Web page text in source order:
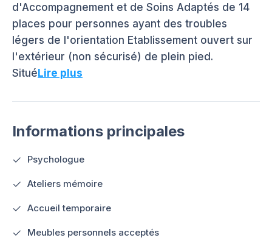
d'Accompagnement et de Soins Adaptés de 14
places pour personnes ayant des troubles
légers de l'orientation Etablissement ouvert sur
l'extérieur (non sécurisé) de plein pied.
SituéLire plus
Informations principales
Psychologue
Ateliers mémoire
Accueil temporaire
Meubles personnels acceptés